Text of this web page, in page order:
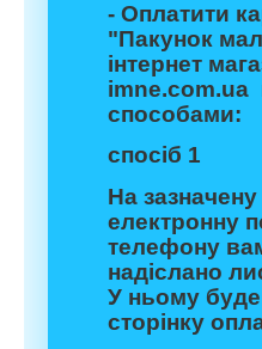
- Оплатити
"Пакунок
інтернет
imne.com.ua
способами:
спосіб 1
На
електронну
телефону
надіслано
У ньому
сторінку